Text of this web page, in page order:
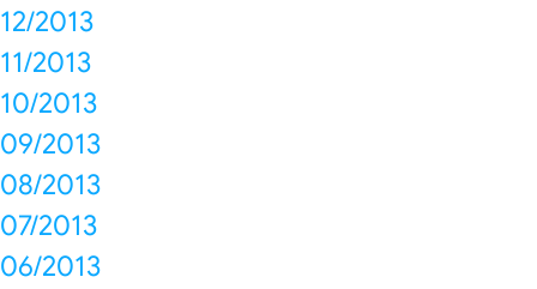
12/2013
11/2013
10/2013
09/2013
08/2013
07/2013
06/2013